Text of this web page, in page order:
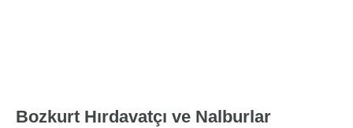
Bozkurt Hırdavatçı ve Nalburlar